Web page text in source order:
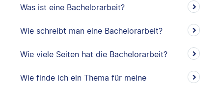
Was ist eine Bachelorarbeit?
Wie schreibt man eine Bachelorarbeit?
Wie viele Seiten hat die Bachelorarbeit?
Wie finde ich ein Thema für meine